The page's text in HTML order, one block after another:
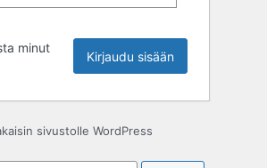
minut
sivustolle WordPress